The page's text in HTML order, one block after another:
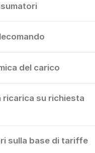
del carico
ricarica su richiesta
sulla base di tariffe